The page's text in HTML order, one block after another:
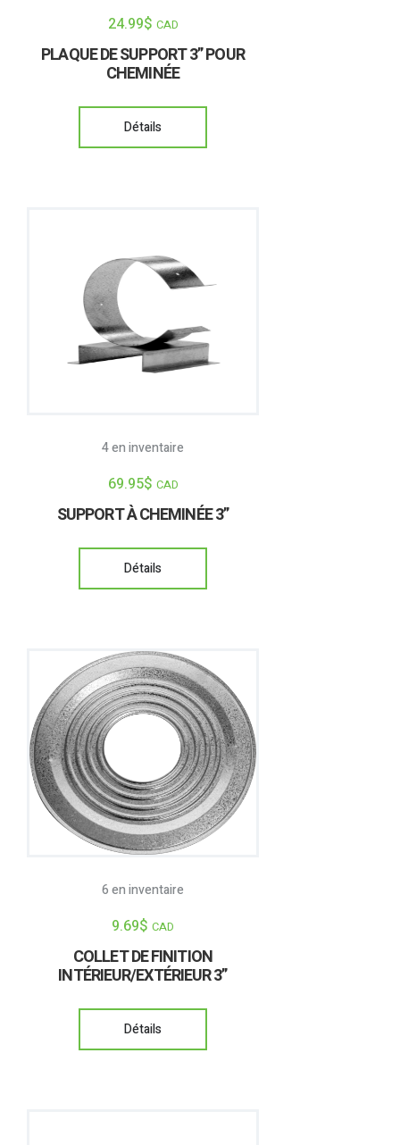
24.99$ CAD
PLAQUE DE SUPPORT 3” POUR
CHEMINÉE
Détails
4 en inventaire
69.95$ CAD
SUPPORT À CHEMINÉE 3”
Détails
6 en inventaire
9.69$ CAD
COLLET DE FINITION
INTÉRIEUR/EXTÉRIEUR 3”
Détails